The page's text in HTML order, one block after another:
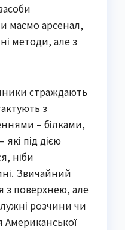
маємо арсенал,
методи, але з
страждають
з
– білками,
під дією
ніби
Звичайний
з поверхнею, але
розчини чи